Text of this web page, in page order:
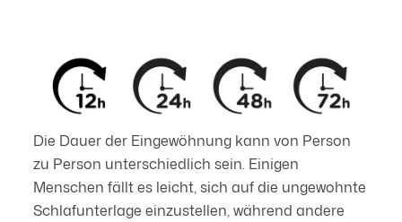
Die Dauer der Eingewöhnung kann von Person
zu Person unterschiedlich sein. Einigen
Menschen fällt es leicht, sich auf die ungewohnte
Schlafunterlage einzustellen, während andere